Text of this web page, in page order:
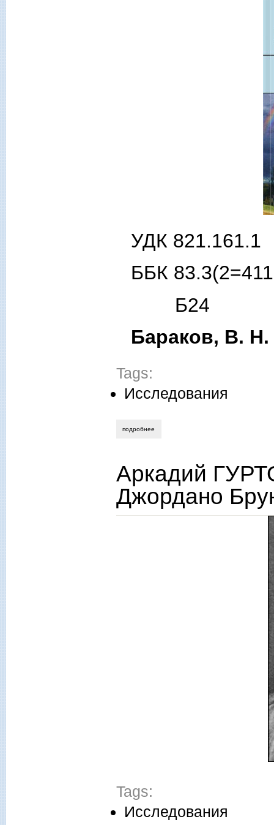
УДК 821.161.1
ББК
Б24
Бараков, В. Н.
Tags:
Исследования
подробнее
Аркадий
Джордано
Tags:
Исследования